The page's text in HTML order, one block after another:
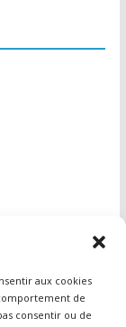
aux cookies
de
consentir ou de